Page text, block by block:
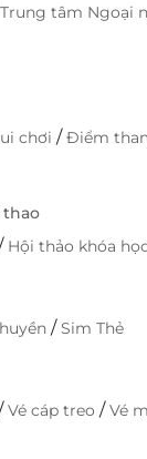
chóng, ưu
đơn giản trên
Trung tâm Ngoại
chơi /Điểm
thao
Hội thảo khóa học
/Sim Thẻ
Vé cáp treo /Vé